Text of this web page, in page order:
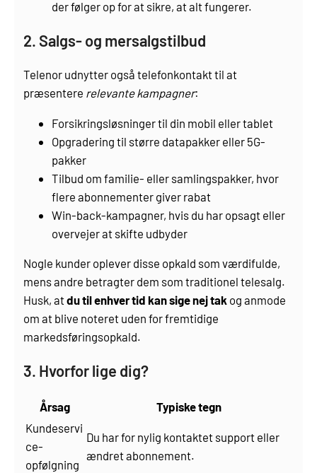
der følger op for at sikre, at alt fungerer.
2. Salgs- og mersalgstilbud
Telenor udnytter også telefonkontakt til at
præsentere relevante kampagner:
Forsikringsløsninger til din mobil eller tablet
Opgradering til større data­pakker eller 5G-
pakker
Tilbud om familie- eller samlings­pakker, hvor
flere abonnementer giver rabat
Win-back-kampagner, hvis du har opsagt eller
overvejer at skifte udbyder
Nogle kunder oplever disse opkald som værdifulde,
mens andre betragter dem som traditionel telesalg.
Husk, atdu til enhver tid kan sige nej tak og anmode
om at blive noteret uden for fremtidige
markedsførings­opkald.
3. Hvorfor lige dig?
Årsag
Typiske tegn
Kundeservi
ce-
opfølgning
Du har for nylig kontaktet support eller
ændret abonnement.